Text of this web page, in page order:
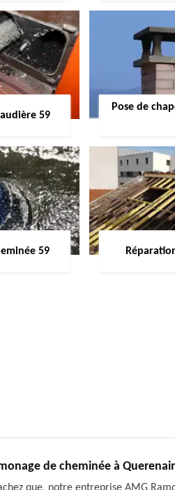
59
Pose de
59
de cheminée à